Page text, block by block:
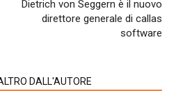
Dietrich von Seggern è il nuovo
direttore generale di callas
software
DALL'AUTORE